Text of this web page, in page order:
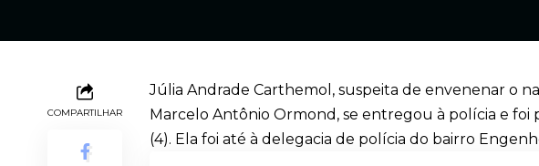
COMPARTILHAR
Júlia Andrade Carthemol, suspeita de envenenar o
Marcelo Antônio Ormond , se entregou à polícia e foi
(4). Ela foi até à delegacia de polícia do bairro